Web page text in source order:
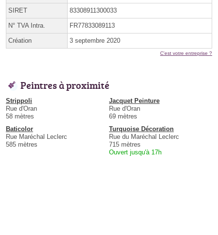
SIRET 83308911300033
N° TVA Intra. FR77833089113
Création 3 septembre 2020
C'est votre entreprise ?
Peintres à proximité
Strippoli
Rue d'Oran
58 mètres
Jacquet Peinture
Rue d'Oran
69 mètres
Baticolor
Rue Maréchal Leclerc
585 mètres
Turquoise Décoration
Rue du Maréchal Leclerc
715 mètres
Ouvert jusqu'à 17h